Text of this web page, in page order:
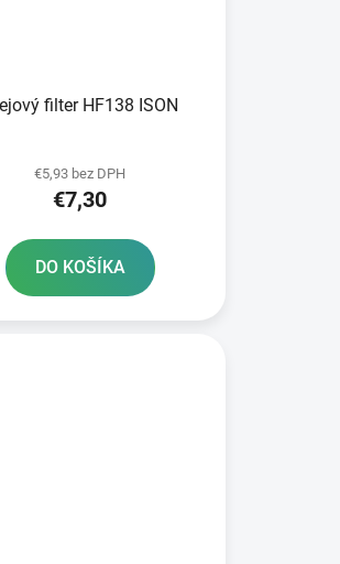
filter HF138 ISON
€5,93 bez DPH
€7,30
DO KOŠÍKA